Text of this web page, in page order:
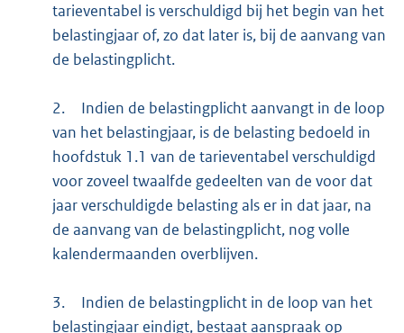
tarieventabel is verschuldigd bij het begin van het
belastingjaar of, zo dat later is, bij de aanvang van
de belastingplicht.
2.
Indien de belastingplicht aanvangt in de loop
van het belastingjaar, is de belasting bedoeld in
hoofdstuk 1.1 van de tarieventabel verschuldigd
voor zoveel twaalfde gedeelten van de voor dat
jaar verschuldigde belasting als er in dat jaar, na
de aanvang van de belastingplicht, nog volle
kalendermaanden overblijven.
3.
Indien de belastingplicht in de loop van het
belastingjaar eindigt, bestaat aanspraak op